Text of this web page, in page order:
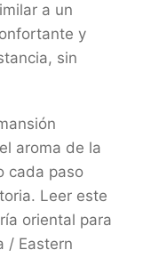
a un
y
sin
aroma de la
cada paso
Leer este
oriental para
/ Eastern